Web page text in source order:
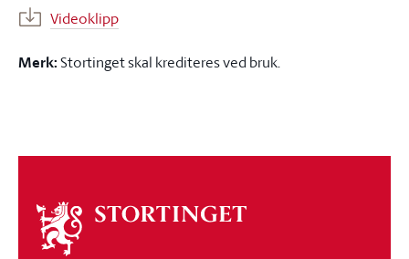
Videoklipp
Merk:Stortinget skal krediteres ved bruk.
Om
stortinget